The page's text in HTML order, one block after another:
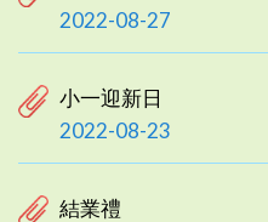
2022-08-27
小一迎新日
2022-08-23
結業禮